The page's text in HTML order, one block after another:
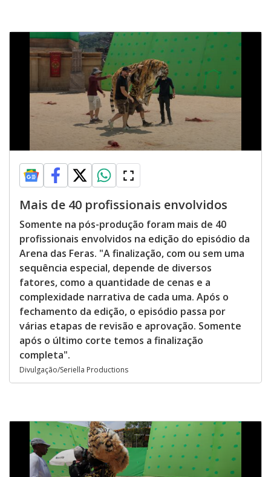
Mais de 40 profissionais envolvidos
Somente na pós-produção foram mais de 40
profissionais envolvidos na edição do episódio da
Arena das Feras. "A finalização, com ou sem uma
sequência especial, depende de diversos
fatores, como a quantidade de cenas e a
complexidade narrativa de cada uma. Após o
fechamento da edição, o episódio passa por
várias etapas de revisão e aprovação. Somente
após o último corte temos a finalização
completa".
Divulgação/Seriella Productions